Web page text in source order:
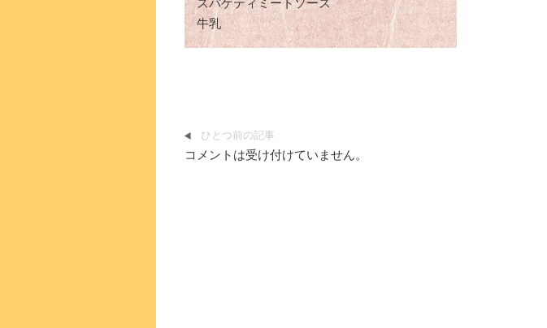
スパゲティミートソース
牛乳
ひとつ前の記事
コメントは受け付けていません。